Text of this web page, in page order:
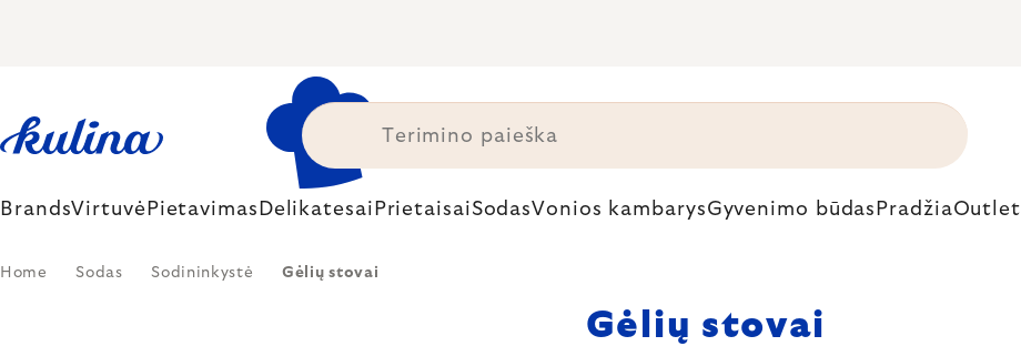
BrandsVirtuvė Pietavimas Delikatesai PrietaisaiSodasVonios kambarysGyvenimo būdas PradžiaOutlet
Home Sodas Sodininkystė Gėlių stovai
Gėlių stovai